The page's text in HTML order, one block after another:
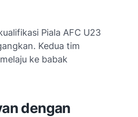
Piala AFC U23
Kedua tim
ke babak
dengan